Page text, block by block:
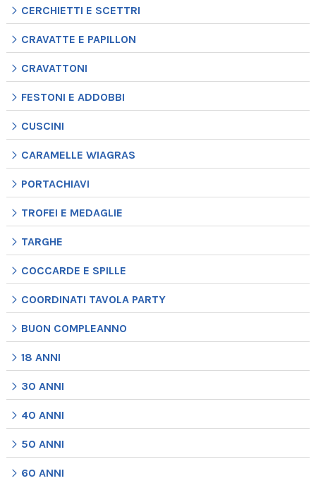
CERCHIETTI E SCETTRI
CRAVATTE E PAPILLON
CRAVATTONI
FESTONI E ADDOBBI
CUSCINI
CARAMELLE WIAGRAS
PORTACHIAVI
TROFEI E MEDAGLIE
TARGHE
COCCARDE E SPILLE
COORDINATI TAVOLA PARTY
BUON COMPLEANNO
18 ANNI
30 ANNI
40 ANNI
50 ANNI
60 ANNI